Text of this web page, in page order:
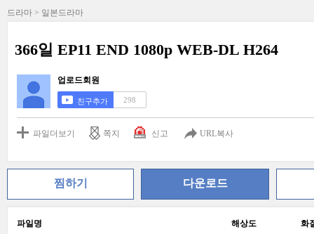
드라마 > 일본드라마
366일 EP11 END 1080p WEB-DL H264
업로드회원
친구추가 298
파일더보기 쪽지 신고 URL복사
찜하기 다운로드
파일명 해상도 화